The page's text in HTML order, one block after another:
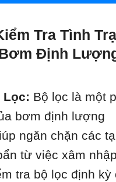
Tra Tình
Định
Lọc: Bộ lọc là một
bơm định lượng
ngăn chặn các
từ việc xâm
tra bộ lọc định kỳ